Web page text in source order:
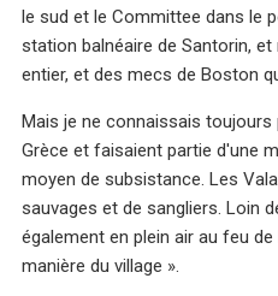
le sud et le Committee dans le
station balnéaire de Santorin,
entier, et des mecs de Boston
Mais je ne connaissais toujours
Grèce et faisaient partie d'une
moyen de subsistance. Les
sauvages et de sangliers. Loin
également en plein air au feu
manière du village ».